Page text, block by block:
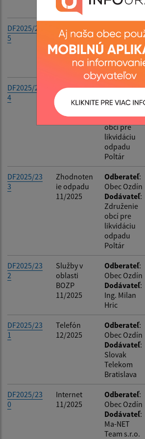
s.r.o.
DF2025/23
5
Mobily
11/2025
Obec Ozdín
Dodávateľ:
O2
Slovakia
DF2025/23
4
Vývoz
odpadu
11/2025
Odberateľ:
Dodávateľ:
Združenie
obcí pre
likvidáciu
odpadu
Poltár
DF2025/23
3
Zhodnoten
ie odpadu
11/2025
Odberateľ:
Obec Ozdín
Dodávateľ:
Združenie
obcí pre
likvidáciu
odpadu
Poltár
DF2025/23
2
Služby v
oblasti
BOZP
11/2025
Odberateľ:
Obec Ozdín
Dodávateľ:
Ing. Milan
Hric
DF2025/23
1
Telefón
12/2025
Odberateľ:
Obec Ozdín
Dodávateľ:
Slovak
Telekom
Bratislava
DF2025/23
0
Internet
11/2025
Odberateľ:
Obec Ozdín
Dodávateľ:
Ma-NET
Team s.r.o.